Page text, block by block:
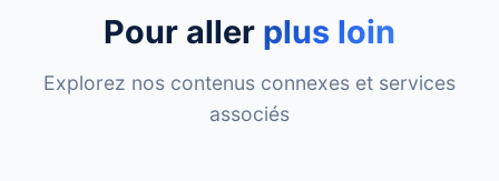
Pour aller plus loin
Explorez nos contenus connexes et services
associés